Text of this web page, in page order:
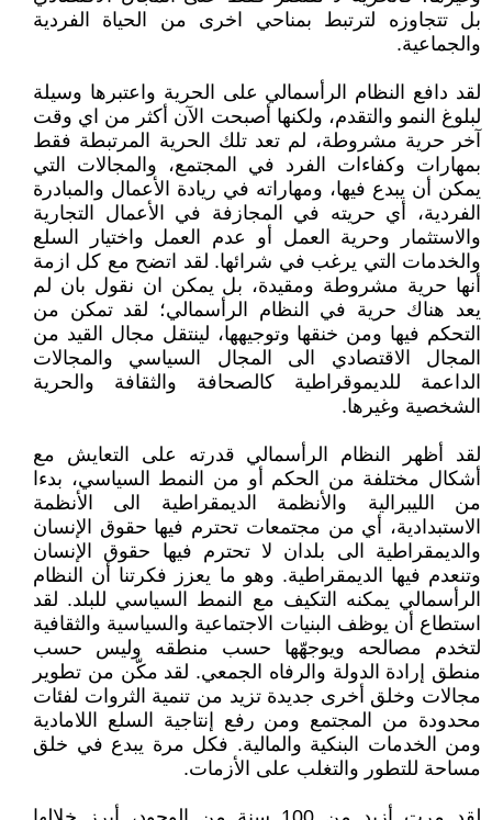
بل تتجاوزه لترتبط بمناحي اخرى من الحياة الفردية
والجماعية.
لقد دافع النظام الرأسمالي على الحرية واعتبرها وسيلة
لبلوغ النمو والتقدم، ولكنها أصبحت الآن أكثر من اي وقت
آخر حرية مشروطة، لم تعد تلك الحرية المرتبطة فقط
بمهارات وكفاءات الفرد في المجتمع، والمجالات التي
يمكن أن يبدع فيها، ومهاراته في ريادة الأعمال والمبادرة
الفردية، أي حريته في المجازفة في الأعمال التجارية
والاستثمار وحرية العمل أو عدم العمل واختيار السلع
والخدمات التي يرغب في شرائها. لقد اتضح مع كل ازمة
أنها حرية مشروطة ومقيدة، بل يمكن ان نقول بان لم
يعد هناك حرية في النظام الرأسمالي؛ لقد تمكن من
التحكم فيها ومن خنقها وتوجيهها، لينتقل مجال القيد من
المجال الاقتصادي الى المجال السياسي والمجالات
الداعمة للديموقراطية كالصحافة والثقافة والحرية
الشخصية وغيرها.
لقد أظهر النظام الرأسمالي قدرته على التعايش مع
أشكال مختلفة من الحكم أو من النمط السياسي، بدءا
من الليبرالية والأنظمة الديمقراطية الى الأنظمة
الاستبدادية، أي من مجتمعات تحترم فيها حقوق الإنسان
والديمقراطية الى بلدان لا تحترم فيها حقوق الإنسان
وتنعدم فيها الديمقراطية. وهو ما يعزز فكرتنا أن النظام
الرأسمالي يمكنه التكيف مع النمط السياسي للبلد. لقد
استطاع أن يوظف البنيات الاجتماعية والسياسية والثقافية
لتخدم مصالحه ويوجهّها حسب منطقه وليس حسب
منطق إرادة الدولة والرفاه الجمعي. لقد مكّن من تطوير
مجالات وخلق أخرى جديدة تزيد من تنمية الثروات لفئات
محدودة من المجتمع ومن رفع إنتاجية السلع اللامادية
ومن الخدمات البنكية والمالية. فكل مرة يبدع في خلق
مساحة للتطور والتغلب على الأزمات.